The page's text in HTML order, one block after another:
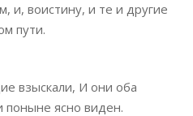
и, воистину, и те и другие
пути.
взыскали, И они оба
поныне ясно виден.